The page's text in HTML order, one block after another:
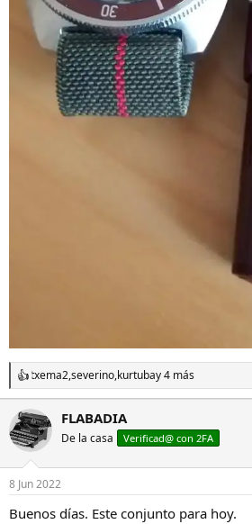
R
e
a
c
c
i
o
n
e
s
txema2,severino,kurtubay 4 más
FLABADIA
De la casa Verificad@ con 2FA
8 Jun 2022
Buenos días. Este conjunto para hoy.